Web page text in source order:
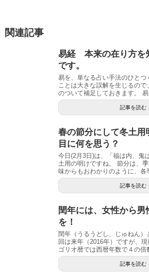
関連記事
易経 本来の在り方を
です。
易を、単なる占い手法のひとつ
ことは大きな誤解を生じるの
のついて補足しておきます。 易
記事を読む
春の節分にして冬土用
目に何を思う？
今日(2月3日)は、「福は内、鬼
土用の明けですね。 節分は、
味からもおわかりのように、各
記事を読む
閏年には、女性から
を！
閏年（うるうどし、じゅねん）
回は来年（2016年）ですが、
ゴリオ暦では西暦年数で４の倍
記事を読む